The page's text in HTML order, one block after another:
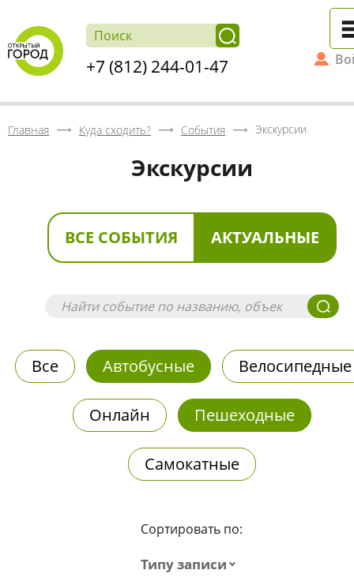
+7 (812) 244-01-47
Главная Куда сходить? События Экскурсии
Экскурсии
ВСЕ СОБЫТИЯ АКТУАЛЬНЫЕ
Все Автобусные Велосипедные
Онлайн Пешеходные
Самокатные
Сортировать по:
Типу записи